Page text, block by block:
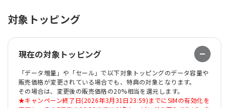
対象トッピング
現在の対象トッピング
「データ増量」や「セール」で以下対象トッピングのデータ容量や
販売価格が変更されている場合でも、特典の対象となります。
その場合は、変更後の販売価格の20%相当を還元します。
★キャンペーン終了日(2026年3月31日23:59)までにSIMの有効化を